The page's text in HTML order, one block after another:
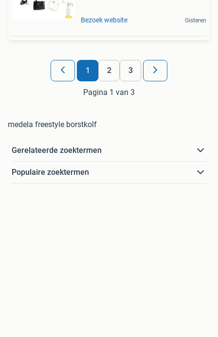
Bezoek website Gisteren
1 2 3
Pagina 1 van 3
medela freestyle borstkolf
Gerelateerde zoektermen
Populaire zoektermen